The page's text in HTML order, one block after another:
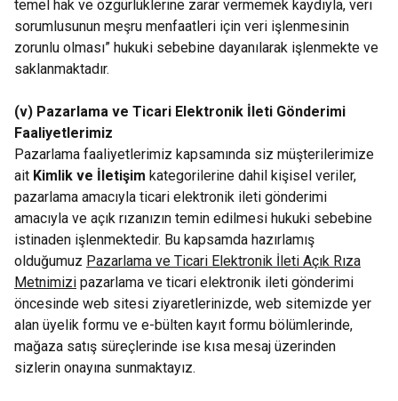
temel hak ve özgürlüklerine zarar vermemek kaydıyla, veri
sorumlusunun meşru menfaatleri için veri işlenmesinin
zorunlu olması” hukuki sebebine dayanılarak işlenmekte ve
saklanmaktadır.
(v) Pazarlama ve Ticari Elektronik İleti Gönderimi
Faaliyetlerimiz
Pazarlama faaliyetlerimiz kapsamında siz müşterilerimize
ait Kimlik ve İletişim kategorilerine dahil kişisel veriler,
pazarlama amacıyla ticari elektronik ileti gönderimi
amacıyla ve açık rızanızın temin edilmesi hukuki sebebine
istinaden işlenmektedir. Bu kapsamda hazırlamış
olduğumuz Pazarlama ve Ticari Elektronik İleti Açık Rıza
Metnimizi pazarlama ve ticari elektronik ileti gönderimi
öncesinde web sitesi ziyaretlerinizde, web sitemizde yer
alan üyelik formu ve e-bülten kayıt formu bölümlerinde,
mağaza satış süreçlerinde ise kısa mesaj üzerinden
sizlerin onayına sunmaktayız.